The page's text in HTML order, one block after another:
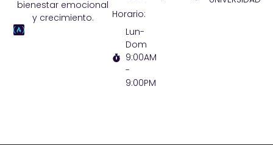
bienestar emocional
y crecimiento.
Horario:
Lun-
Dom
9:00AM
-
9:00PM